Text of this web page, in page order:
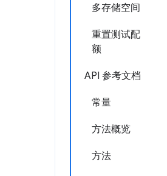
多存储空间
重置测试配
额
API 参考文档
常量
方法概览
方法